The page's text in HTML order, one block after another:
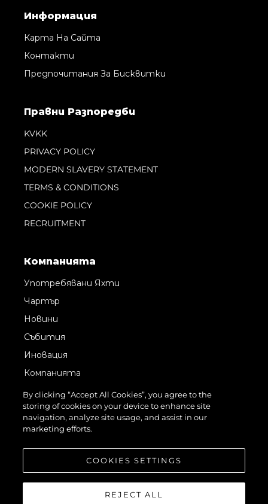
Информация
Карта На Сайта
Контакти
Предпочитания За Бисквитки
Правни Pазпоредби
KVKK
PRIVACY POLICY
MODERN SLAVERY STATEMENT
TERMS & CONDITIONS
COOKIE POLICY
RECRUITMENT
Компанията
Употребявани Яхти
Чартър
Новини
Събития
Иновация
Компанията
Екипът
Лайфстайл
Наследство
By clicking “Accept All Cookies”, you agree to the
storing of cookies on your device to enhance site
navigation, analyze site usage, and assist in our
marketing efforts.
COOKIES SETTINGS
REJECT ALL